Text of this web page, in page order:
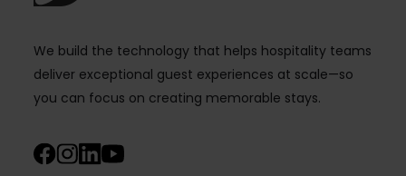
We build the technology that helps hospitality teams
deliver exceptional guest experiences at scale—so
you can focus on creating memorable stays.